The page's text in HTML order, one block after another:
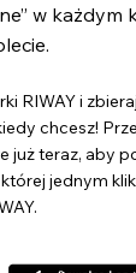
w każdym
RIWAY i
chcesz!
już teraz, aby
której jednym